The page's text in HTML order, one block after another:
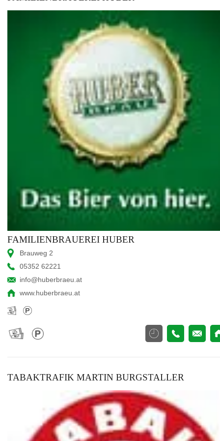
FAMILIENBRAUEREI HUBER
Brauweg 2
05352 62221
info@huberbraeu.at
www.huberbraeu.at
TABAKTRAFIK MARTIN BURGSTALLER